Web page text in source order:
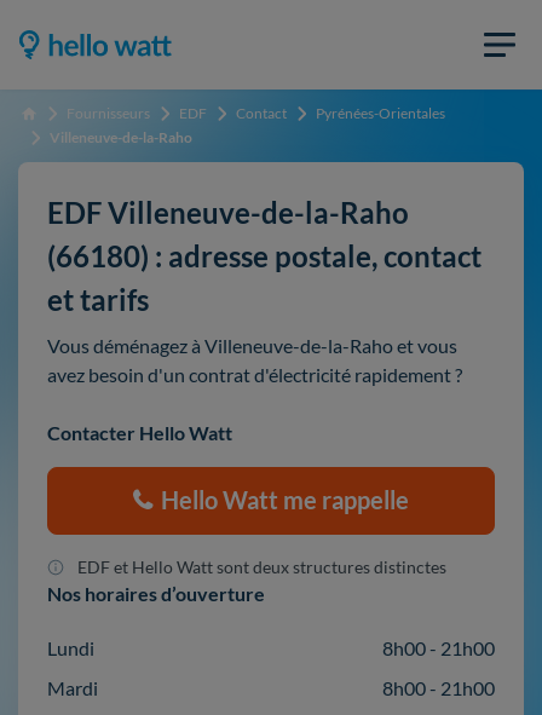
Accueil Fournisseurs EDF Contact
Pyrénées-Orientales
Villeneuve-de-la-Raho
EDF Villeneuve-de-la-Raho
(66180) : adresse postale, contact
et tarifs
Vous déménagez à Villeneuve-de-la-Raho et vous
avez besoin d'un contrat d'électricité rapidement ?
Contacter Hello Watt
Hello Watt me rappelle
EDF et Hello Watt sont deux structures distinctes
Nos horaires d’ouverture
Lundi
8h00 - 21h00
Mardi
8h00 - 21h00